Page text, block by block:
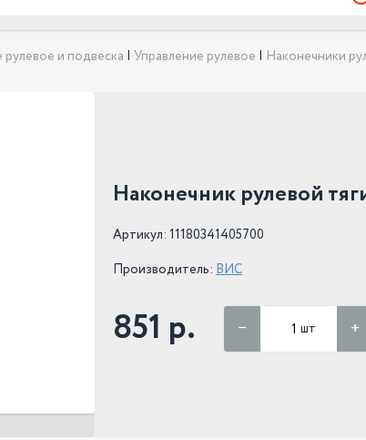
рулевое и подвеска | Управление рулевое | Наконечники
Наконечник рулевой
Артикул: 11180341405700
Производитель: ВИС
851 р. шт